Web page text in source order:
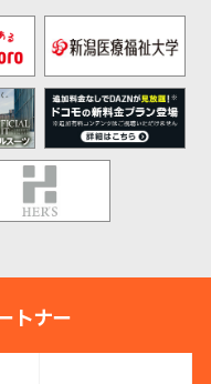
トナー